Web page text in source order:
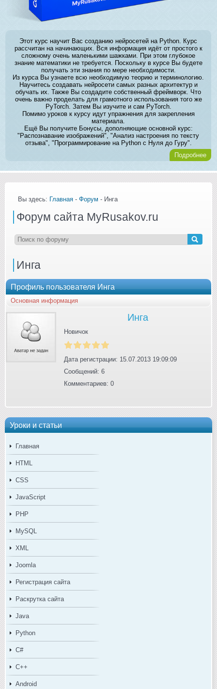
Этот курс научит Вас созданию нейросетей на Python. Курс
рассчитан на начинающих. Вся информация идёт от простого к
сложному очень маленькими шажками. При этом глубокое
знание математики не требуется. Поскольку в курсе Вы будете
получать эти знания по мере необходимости.
Из курса Вы узнаете всю необходимую теорию и терминологию.
Научитесь создавать нейросети самых разных архитектур и
обучать их. Также Вы создадите собственный фреймворк. Что
очень важно проделать для грамотного использования того же
PyTorch. Затем Вы изучите и сам PyTorch.
Помимо уроков к курсу идут упражнения для закрепления
материала.
Ещё Вы получите Бонусы, дополняющие основной курс:
"Распознавание изображений", "Анализ настроения по тексту
отзыва", "Программирование на Python с Нуля до Гуру".
Подробнее
Уроки и статьи
Главная
HTML
CSS
JavaScript
PHP
MySQL
XML
Joomla
Регистрация сайта
Раскрутка сайта
Java
Python
C#
C++
Android
Вы здесь: Главная - Форум - Инга
Форум сайта MyRusakov.ru
Инга
Профиль пользователя Инга
Основная информация
Инга
Новичок
Дата регистрации: 15.07.2013 19:09:09
Сообщений: 6
Комментариев: 0